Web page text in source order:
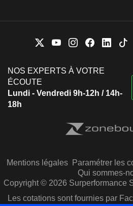
NOS EXPERTS À VOTRE
ÉCOUTE
Lundi - Vendredi 9h-12h / 14h-
18h
Mentions légales Paramétrer les
Qui sommes-
Copyright © 2026 Surperformance
Les cotations sont fournies par